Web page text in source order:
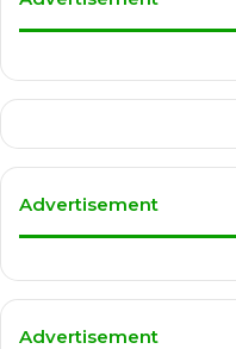
Advertisement
Advertisement